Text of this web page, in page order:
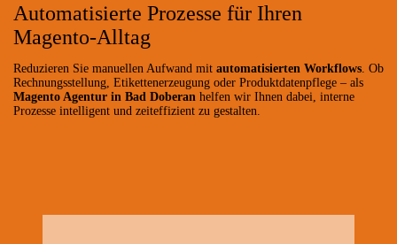
Automatisierte Prozesse für Ihren
Magento-Alltag
Reduzieren Sie manuellen Aufwand mit automatisierten Workflows . Ob
Rechnungsstellung, Etikettenerzeugung oder Produktdatenpflege – als
Magento Agentur in Bad Doberan helfen wir Ihnen dabei, interne
Prozesse intelligent und zeiteffizient zu gestalten.